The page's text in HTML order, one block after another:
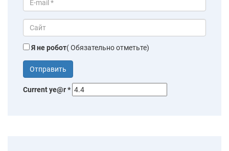
Я не робот( Обязательно отметьте)
Current ye@r*